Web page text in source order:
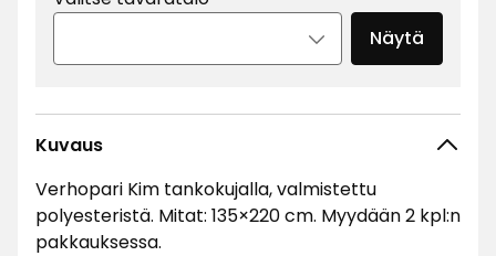
Näytä
Kuvaus
Verhopari Kim tankokujalla, valmistettu
polyesteristä. Mitat: 135×220 cm. Myydään 2 kpl:n
pakkauksessa.